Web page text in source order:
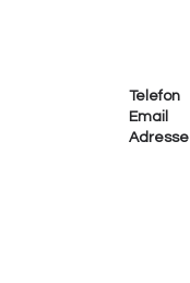
Telefon
Email
Adresse